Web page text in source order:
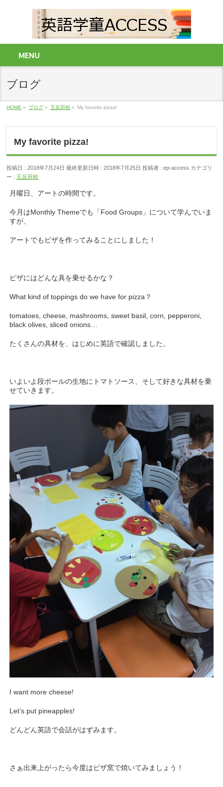
MENU
ブログ
HOME » ブログ » 五反田校 » My favorite pizza!
My favorite pizza!
投稿日 : 2018年7月24日 最終更新日時 : 2018年7月25日 投稿者 :ep-access カテゴリ
ー :五反田校
月曜日、アートの時間です。
今月はMonthly Themeでも「Food Groups」について学んでいま
すが、
アートでもピザを作ってみることにしました！
ピザにはどんな具を乗せるかな？
What kind of toppings do we have for pizza？
tomatoes, cheese, mashrooms, sweet basil, corn, pepperoni,
black olives, sliced onions…
たくさんの具材を、はじめに英語で確認しました。
いよいよ段ボールの生地にトマトソース、そして好きな具材を乗
せていきます。
I want more cheese!
Let’s put pineapples!
どんどん英語で会話がはずみます。
さぁ出来上がったら今度はピザ窯で焼いてみましょう！